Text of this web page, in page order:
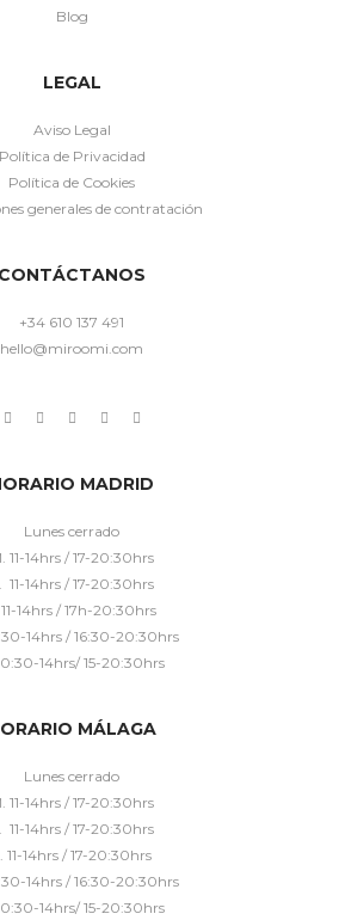
Blog
LEGAL
Aviso Legal
Política de Privacidad
Política de Cookies
generales de contratación
CONTÁCTANOS
+34 610 137 491
hello@miroomi.com
MADRID
Lunes cerrado
11-14hrs / 17-20:30hrs
11-14hrs / 17-20:30hrs
14hrs / 17h-20:30hrs
14hrs / 16:30-20:30hrs
14hrs/ 15-20:30hrs
MÁLAGA
Lunes cerrado
11-14hrs / 17-20:30hrs
11-14hrs / 17-20:30hrs
11-14hrs / 17-20:30hrs
14hrs / 16:30-20:30hrs
14hrs/ 15-20:30hrs